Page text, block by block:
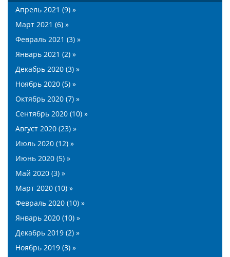
Апрель 2021 (9) »
Март 2021 (6) »
Февраль 2021 (3) »
Январь 2021 (2) »
Декабрь 2020 (3) »
Ноябрь 2020 (5) »
Октябрь 2020 (7) »
Сентябрь 2020 (10) »
Август 2020 (23) »
Июль 2020 (12) »
Июнь 2020 (5) »
Май 2020 (3) »
Март 2020 (10) »
Февраль 2020 (10) »
Январь 2020 (10) »
Декабрь 2019 (2) »
Ноябрь 2019 (3) »